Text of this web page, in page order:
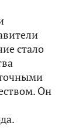
стало
Он